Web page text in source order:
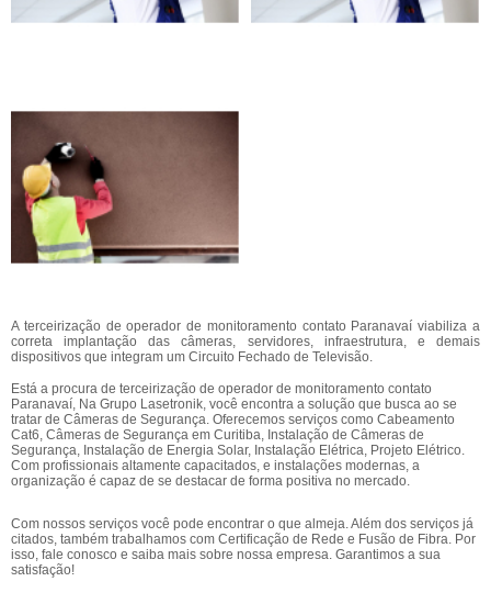
A terceirização de operador de monitoramento contato Paranavaí viabiliza a
correta implantação das câmeras, servidores, infraestrutura, e demais
dispositivos que integram um Circuito Fechado de Televisão.
Está a procura de terceirização de operador de monitoramento contato
Paranavaí, Na Grupo Lasetronik, você encontra a solução que busca ao se
tratar de Câmeras de Segurança. Oferecemos serviços como Cabeamento
Cat6, Câmeras de Segurança em Curitiba, Instalação de Câmeras de
Segurança, Instalação de Energia Solar, Instalação Elétrica, Projeto Elétrico.
Com profissionais altamente capacitados, e instalações modernas, a
organização é capaz de se destacar de forma positiva no mercado.
Com nossos serviços você pode encontrar o que almeja. Além dos serviços já
citados, também trabalhamos com Certificação de Rede e Fusão de Fibra. Por
isso, fale conosco e saiba mais sobre nossa empresa. Garantimos a sua
satisfação!